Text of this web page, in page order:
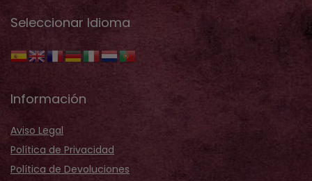
Seleccionar Idioma
Información
Aviso Legal
Política de Privacidad
Política de Devoluciones